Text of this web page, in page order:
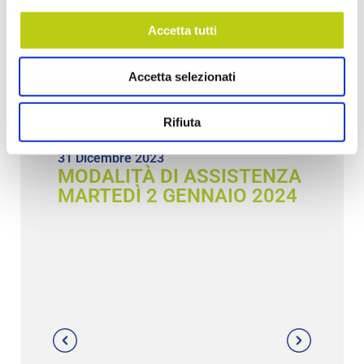
Accetta tutti
Accetta selezionati
Rifiuta
Correlati
31 Dicembre 2023
MODALITÀ DI ASSISTENZA
MARTEDÌ 2 GENNAIO 2024